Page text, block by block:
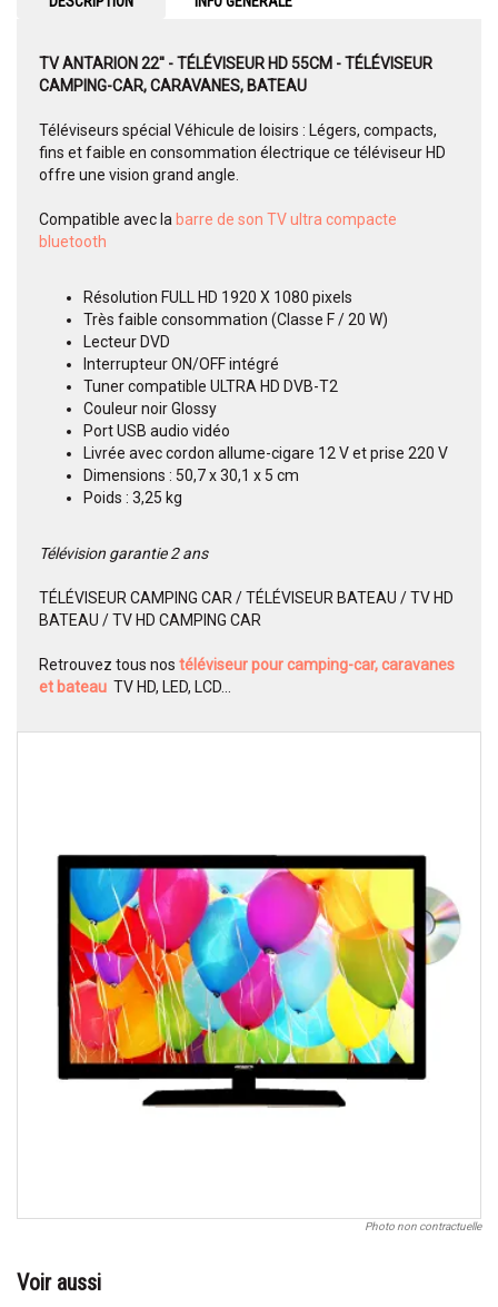
TV ANTARION 22'' - TÉLÉVISEUR HD 55CM - TÉLÉVISEUR
CAMPING-CAR, CARAVANES, BATEAU
Téléviseurs spécial Véhicule de loisirs : Légers, compacts,
fins et faible en consommation électrique ce téléviseur HD
offre une vision grand angle.
Compatible avec la barre de son TV ultra compacte
bluetooth
Résolution FULL HD 1920 X 1080 pixels
Très faible consommation (Classe F / 20 W)
Lecteur DVD
Interrupteur ON/OFF intégré
Tuner compatible ULTRA HD DVB-T2
Couleur noir Glossy
Port USB audio vidéo
Livrée avec cordon allume-cigare 12 V et prise 220 V
Dimensions : 50,7 x 30,1 x 5 cm
Poids : 3,25 kg
Télévision garantie 2 ans
TÉLÉVISEUR CAMPING CAR / TÉLÉVISEUR BATEAU / TV HD
BATEAU / TV HD CAMPING CAR
Retrouvez tous nos téléviseur pour camping-car, caravanes
et bateau TV HD, LED, LCD...
Photo non contractuelle
Voir aussi